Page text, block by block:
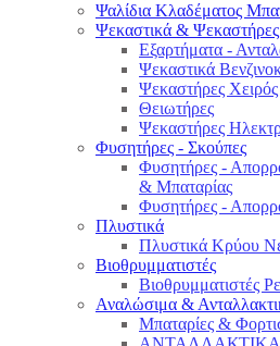
Ψαλίδια Κλαδέματος
Ψεκαστικά & Ψεκαστήρες
Εξαρτήματα -
Ψεκαστικά
Ψεκαστήρες Χειρός
Θειωτήρες
Ψεκαστήρες
Φυσητήρες - Σκούπες
Φυσητήρες -
& Μπαταρίας
Φυσητήρες -
Πλυστικά
Πλυστικά Κρύου
Βιοθρυμματιστές
Βιοθρυμματιστές
Αναλώσιμα &
Μπαταρίες &